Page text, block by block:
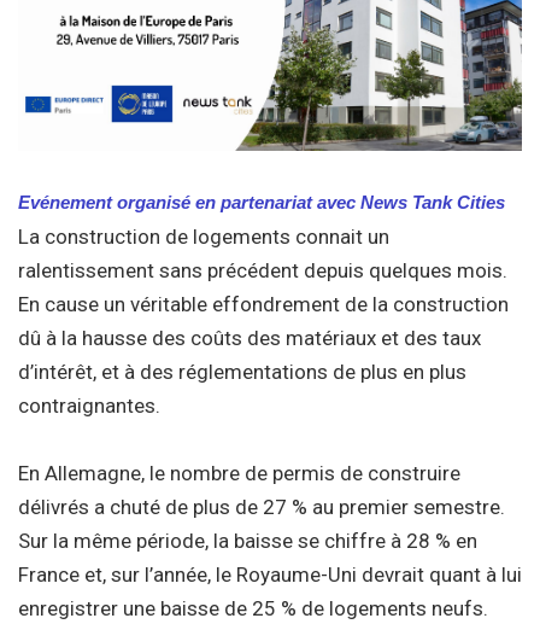
Evénement organisé en partenariat avec News Tank Cities
La construction de logements connait un
ralentissement sans précédent depuis quelques mois.
En cause un véritable effondrement de la construction
dû à la hausse des coûts des matériaux et des taux
d’intérêt, et à des réglementations de plus en plus
contraignantes.
En Allemagne, le nombre de permis de construire
délivrés a chuté de plus de 27 % au premier semestre.
Sur la même période, la baisse se chiffre à 28 % en
France et, sur l’année, le Royaume-Uni devrait quant à lui
enregistrer une baisse de 25 % de logements neufs.